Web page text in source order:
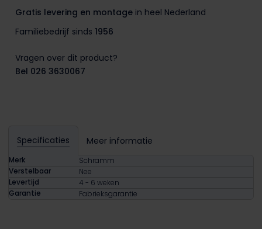
Gratis levering en montage in heel Nederland
Familiebedrijf sinds 1956
Vragen over dit product?
Bel 026 3630067
Specificaties Meer informatie
Merk
Schramm
Verstelbaar
Nee
Levertijd
4 - 6 weken
Garantie
Fabrieksgarantie